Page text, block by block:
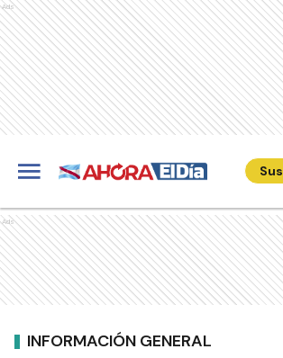
Ads
Ads
INFORMACIÓN GENERAL